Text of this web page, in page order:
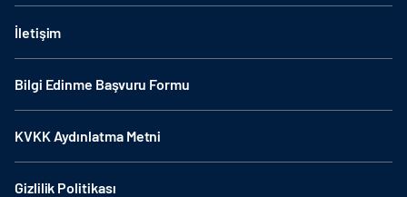
İletişim
Bilgi Edinme Başvuru Formu
KVKK Aydınlatma Metni
Gizlilik Politikası